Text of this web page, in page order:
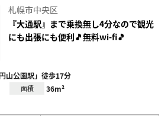
録
札幌市中央区
『大通駅』まで乗換無し4分なので観光
にも出張にも便利🎵無料wi-fi🎵
山公園駅」徒歩17分
面積 36m²